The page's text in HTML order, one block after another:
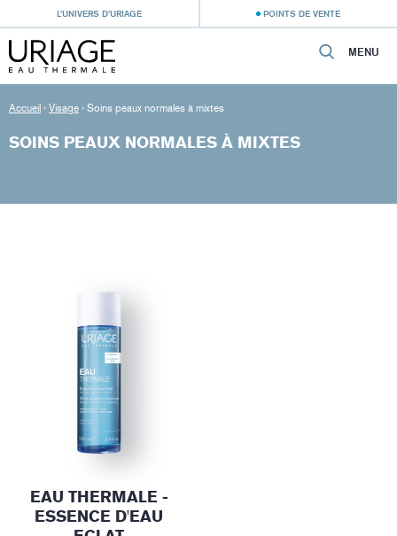
L’UNIVERS D’URIAGE POINTS DE VENTE
MENU
Accueil › Visage › Soins peaux normales à mixtes
SOINS PEAUX NORMALES À MIXTES
EAU THERMALE -
ESSENCE D'EAU